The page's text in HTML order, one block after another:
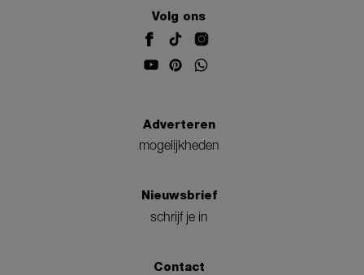
Volg ons
Adverteren
mogelijkheden
Nieuwsbrief
schrijf je in
Contact